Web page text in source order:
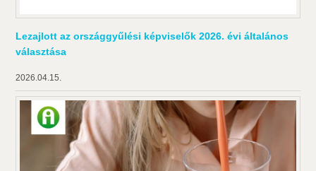
Lezajlott az országgyűlési képviselők 2026. évi általános
választása
2026.04.15.